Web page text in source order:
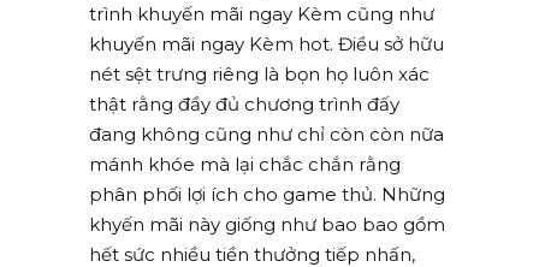
trình khuyến mãi ngay Kèm cũng như
khuyến mãi ngay Kèm hot. Điều sở hữu
nét sệt trưng riêng là bọn họ luôn xác
thật rằng đầy đủ chương trình đấy
đang không cũng như chỉ còn còn nữa
mánh khóe mà lại chắc chắn rằng
phân phối lợi ích cho game thủ. Những
khyến mãi này giống như bao bao gồm
hết sức nhiều tiền thưởng tiếp nhấn,